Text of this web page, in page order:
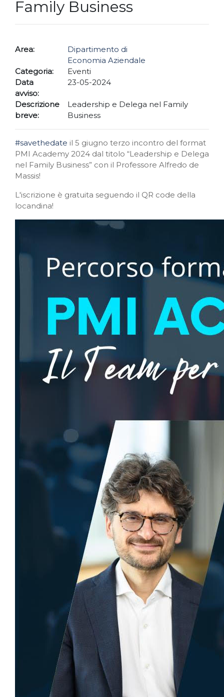
Family Business
Area:
Dipartimento di
Economia Aziendale
Categoria:
Eventi
Data
avviso:
23-05-2024
Descrizione
breve:
Leadership e Delega nel Family
Business
#savethedate il 5 giugno terzo incontro del format
PMI Academy 2024 dal titolo “Leadership e Delega
nel Family Business” con il Professore Alfredo de
Massis!
L'iscrizione è gratuita seguendo il QR code della
locandina!